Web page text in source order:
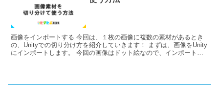
画像をインポートする 今回は、１枚の画像に複数の素材があるとき
の、Unityでの切り分け方を紹介していきます！ まずは、画像をUnity
にインポートします。 今回の画像はドット絵なので、インポートし